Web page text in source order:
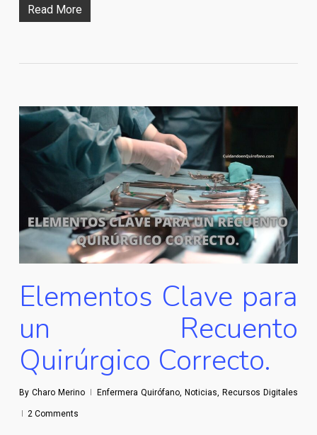
Read More
Elementos Clave para
un Recuento
Quirúrgico Correcto.
By Charo Merino Enfermera Quirófano, Noticias, Recursos Digitales
2 Comments